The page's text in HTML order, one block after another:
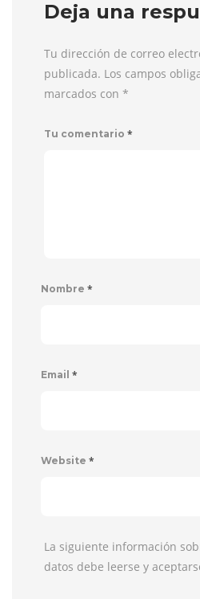
Deja una
Tu dirección de correo
publicada. Los campos
marcados con *
Tu comentario *
Nombre *
Email *
Website *
La siguiente información
datos debe leerse y